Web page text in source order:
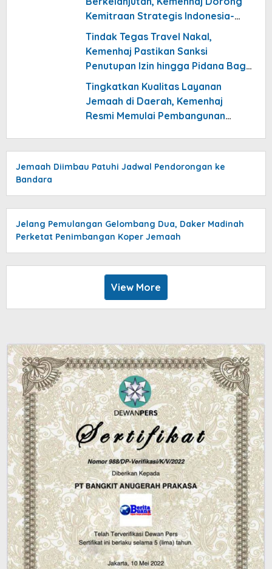
Kemitraan Strategis Indonesia-
Arab Saudi
Tindak Tegas Travel Nakal,
Kemenhaj Pastikan Sanksi
Penutupan Izin hingga Pidana Bagi
Penelantar Jemaah
Tingkatkan Kualitas Layanan
Jemaah di Daerah, Kemenhaj
Resmi Memulai Pembangunan
Jemaah Diimbau Patuhi Jadwal Pendorongan ke
Bandara
Jelang Pemulangan Gelombang Dua, Daker Madinah
Perketat Penimbangan Koper Jemaah
View More